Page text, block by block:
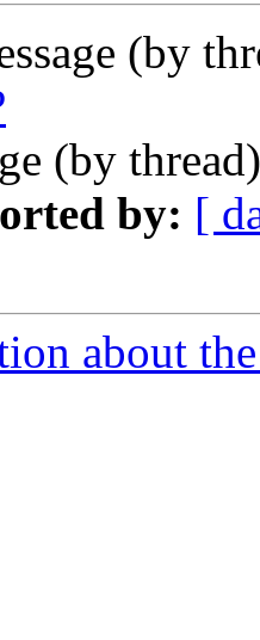
(by
(by
by: [
about